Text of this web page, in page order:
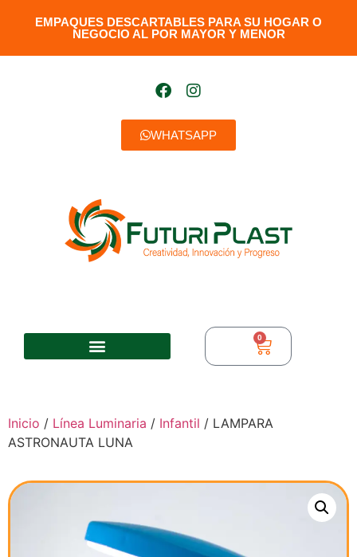
EMPAQUES DESCARTABLES PARA SU HOGAR O
NEGOCIO AL POR MAYOR Y MENOR​
WHATSAPP
0
Inicio / Línea Luminaria / Infantil / LAMPARA
ASTRONAUTA LUNA